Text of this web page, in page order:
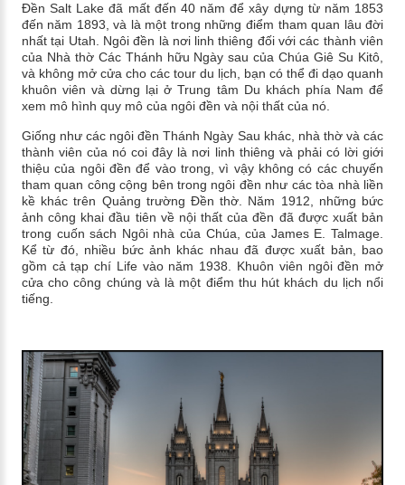
Đền Salt Lake đã mất đến 40 năm để xây dựng từ năm 1853
đến năm 1893, và là một trong những điểm tham quan lâu đời
nhất tại Utah. Ngôi đền là nơi linh thiêng đối với các thành viên
của Nhà thờ Các Thánh hữu Ngày sau của Chúa Giê Su Kitô,
và không mở cửa cho các tour du lịch, bạn có thể đi dạo quanh
khuôn viên và dừng lại ở Trung tâm Du khách phía Nam để
xem mô hình quy mô của ngôi đền và nội thất của nó.
Giống như các ngôi đền Thánh Ngày Sau khác, nhà thờ và các
thành viên của nó coi đây là nơi linh thiêng và phải có lời giới
thiệu của ngôi đền để vào trong, vì vậy không có các chuyến
tham quan công cộng bên trong ngôi đền như các tòa nhà liền
kề khác trên Quảng trường Đền thờ. Năm 1912, những bức
ảnh công khai đầu tiên về nội thất của đền đã được xuất bản
trong cuốn sách Ngôi nhà của Chúa, của James E. Talmage.
Kể từ đó, nhiều bức ảnh khác nhau đã được xuất bản, bao
gồm cả tạp chí Life vào năm 1938. Khuôn viên ngôi đền mở
cửa cho công chúng và là một điểm thu hút khách du lịch nổi
tiếng.